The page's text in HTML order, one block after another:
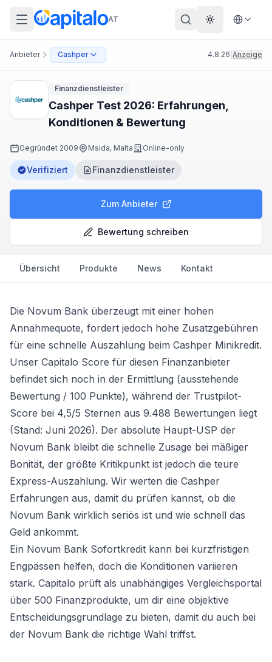
AT Theme
Anbieter Cashper 4.8.26 Anzeige
Finanzdienstleister
Cashper Test 2026: Erfahrungen,
Konditionen & Bewertung
Gegründet 2009 Msida, Malta Online-only
Verifiziert Finanzdienstleister
Zum Anbieter
Bewertung schreiben
Übersicht Produkte News Kontakt
Die Novum Bank überzeugt mit einer hohen
Annahmequote, fordert jedoch hohe Zusatzgebühren
für eine schnelle Auszahlung beim Cashper Minikredit.
Unser Capitalo Score für diesen Finanzanbieter
befindet sich noch in der Ermittlung (ausstehende
Bewertung / 100 Punkte), während der Trustpilot-
Score bei 4,5/5 Sternen aus 9.488 Bewertungen liegt
(Stand: Juni 2026). Der absolute Haupt-USP der
Novum Bank bleibt die schnelle Zusage bei mäßiger
Bonität, der größte Kritikpunkt ist jedoch die teure
Express-Auszahlung. Wir werten die Cashper
Erfahrungen aus, damit du prüfen kannst, ob die
Novum Bank wirklich seriös ist und wie schnell das
Geld ankommt.
Ein Novum Bank Sofortkredit kann bei kurzfristigen
Engpässen helfen, doch die Konditionen variieren
stark. Capitalo prüft als unabhängiges Vergleichsportal
über 500 Finanzprodukte, um dir eine objektive
Entscheidungsgrundlage zu bieten, damit du auch bei
der Novum Bank die richtige Wahl triffst.